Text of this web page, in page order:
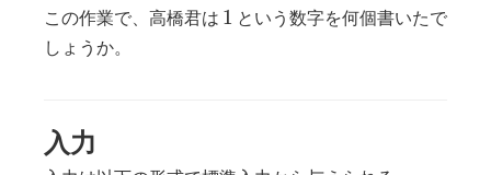
この作業で、高橋君は 1
1 という数字を何個書いたで
しょうか。
入力